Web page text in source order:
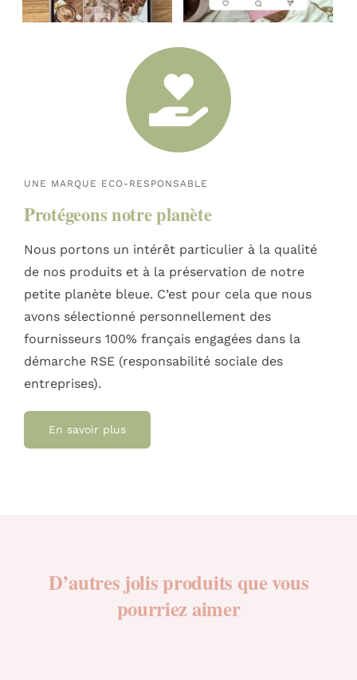
UNE MARQUE ECO-RESPONSABLE
Protégeons notre planète
Nous portons un intérêt particulier à la qualité
de nos produits et à la préservation de notre
petite planète bleue. C’est pour cela que nous
avons sélectionné personnellement des
fournisseurs 100% français engagées dans la
démarche RSE (responsabilité sociale des
entreprises).
En savoir plus
D’autres jolis produits que vous
pourriez aimer